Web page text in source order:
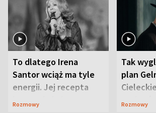
To dlatego Irena
Santor wciąż ma tyle
energii. Jej recepta
jest zaskakująco
Rozmowy
Tak
plan
Rozmowy